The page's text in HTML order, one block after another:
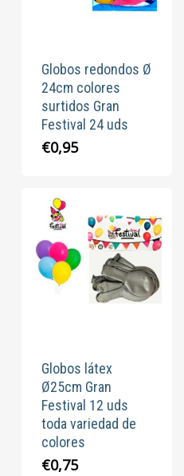
Globos redondos Ø
24cm colores
surtidos Gran
Festival 24 uds
€0,95
Globos látex
Ø25cm Gran
Festival 12 uds
toda variedad de
colores
€0,75